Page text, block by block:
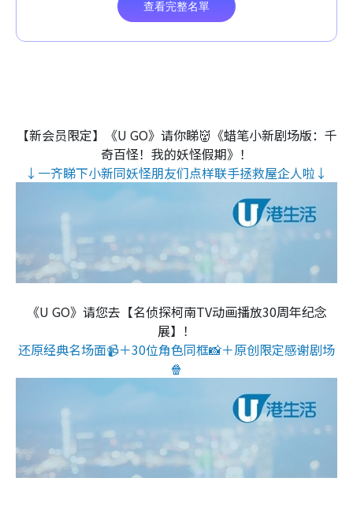
【新会员限定】《U GO》请你睇👹《蜡笔小新剧场版：千
奇百怪！我的妖怪假期》！
↓一齐睇下小新同妖怪朋友们点样联手拯救屋企人啦↓
《U GO》请您去【名侦探柯南TV动画播放30周年纪念
展】！
还原经典名场面📹＋30位角色同框📸＋原创限定感谢剧场
🍿